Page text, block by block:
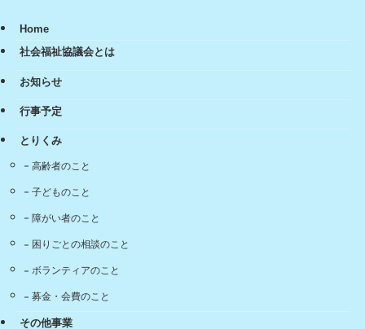
Home
社会福祉協議会とは
お知らせ
行事予定
とりくみ
高齢者のこと
子どものこと
障がい者のこと
困りごとの相談のこと
ボランティアのこと
募金・会費のこと
その他事業